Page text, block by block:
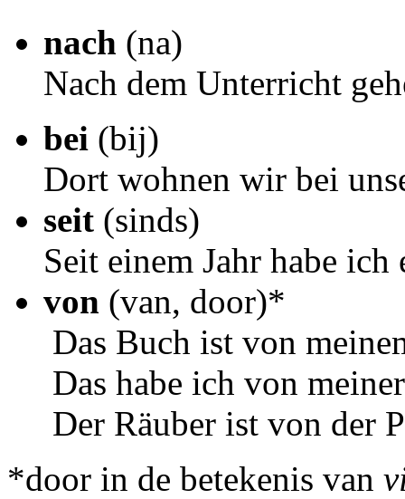
nach (na)
Nach dem Unterricht
bei (bij)
Dort wohnen wir bei
seit (sinds)
Seit einem Jahr habe ich
von (van, door)*
Das Buch ist von
Das habe ich von
Der Räuber ist von der
*door in de betekenis van